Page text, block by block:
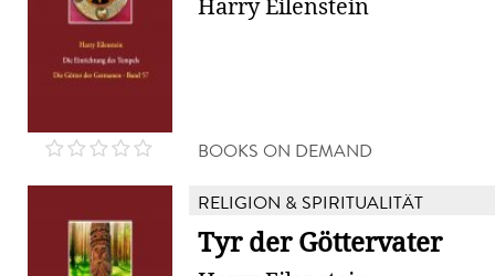
Harry Eilenstein
BOOKS ON DEMAND
RELIGION & SPIRITUALITÄT
Tyr der Göttervater